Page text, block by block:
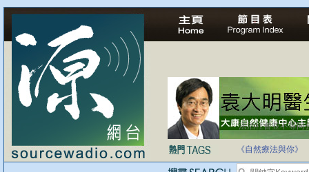
法治社會並不等同
《自然療法與你》